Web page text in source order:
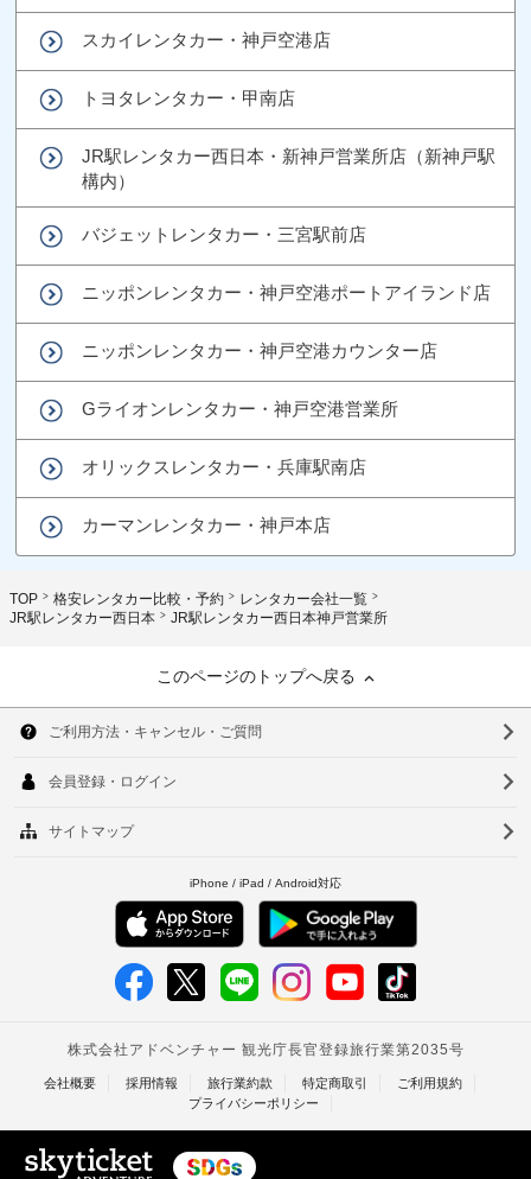
スカイレンタカー・神戸空港店
トヨタレンタカー・甲南店
JR駅レンタカー西日本・新神戸営業所店（新神戸駅
構内）
バジェットレンタカー・三宮駅前店
ニッポンレンタカー・神戸空港ポートアイランド店
ニッポンレンタカー・神戸空港カウンター店
Gライオンレンタカー・神戸空港営業所
オリックスレンタカー・兵庫駅南店
カーマンレンタカー・神戸本店
TOP 格安レンタカー比較・予約
レンタカー会社一覧
JR駅レンタカー西日本
JR駅レンタカー西日本神戸営業所
このページのトップへ戻る